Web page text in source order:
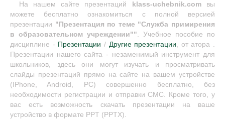
На нашем сайте презентаций klass-uchebnik.comвы
можете бесплатно ознакомиться с полной версией
презентации "Презентация по теме "Служба примирения
в образовательном учреждении"". Учебное пособие по
дисциплине - Презентации / Другие презентации, от атора .
Презентации нашего сайта - незаменимый инструмент для
школьников, здесь они могут изучать и просматривать
слайды презентаций прямо на сайте на вашем устройстве
(IPhone, Android, PC) совершенно бесплатно, без
необходимости регистрации и отправки СМС. Кроме того, у
вас есть возможность скачать презентации на ваше
устройство в формате PPT (PPTX).